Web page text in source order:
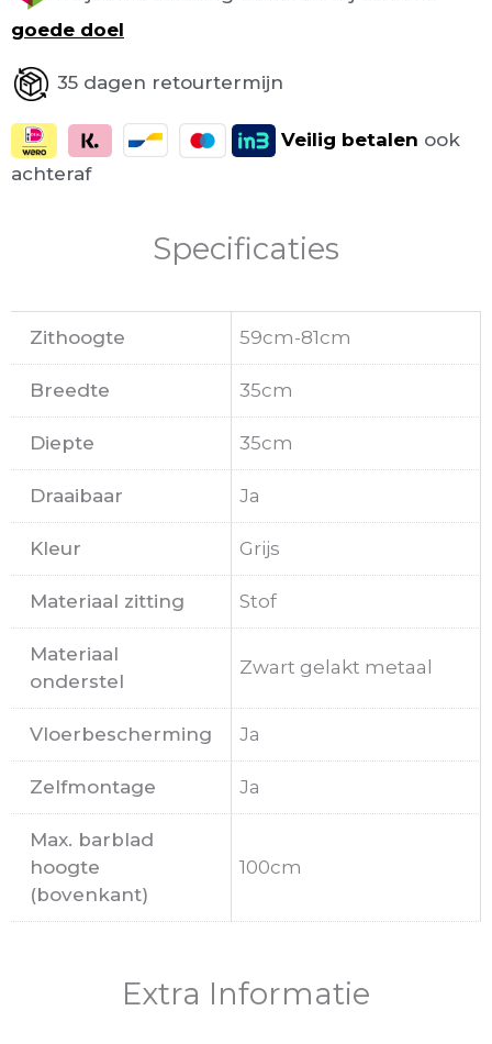
goede doel
35 dagen retourtermijn
Veilig betalen ook
achteraf
Specificaties
Zithoogte 59cm-81cm
Breedte 35cm
Diepte 35cm
Draaibaar Ja
Kleur Grijs
Materiaal zitting Stof
Materiaal
onderstel
Zwart gelakt metaal
Vloerbescherming Ja
Zelfmontage Ja
Max. barblad
hoogte
(bovenkant)
100cm
Extra Informatie